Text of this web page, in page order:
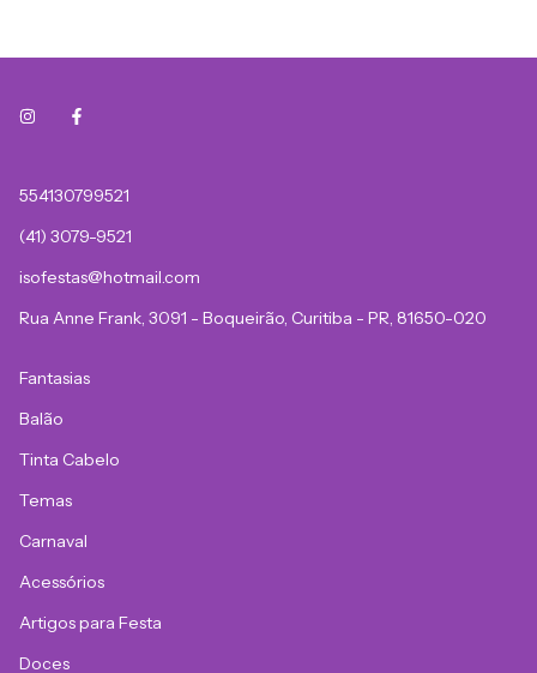
554130799521
(41) 3079-9521
isofestas@hotmail.com
Rua Anne Frank, 3091 - Boqueirão, Curitiba - PR, 81650-020
Fantasias
Balão
Tinta Cabelo
Temas
Carnaval
Acessórios
Artigos para Festa
Doces